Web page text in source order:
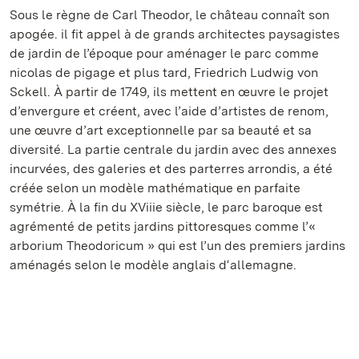
Sous le règne de Carl Theodor, le château connaît son
apogée. il fit appel à de grands architectes paysagistes
de jardin de l’époque pour aménager le parc comme
nicolas de pigage et plus tard, Friedrich Ludwig von
Sckell. À partir de 1749, ils mettent en œuvre le projet
d’envergure et créent, avec l’aide d’artistes de renom,
une œuvre d’art exceptionnelle par sa beauté et sa
diversité. La partie centrale du jardin avec des annexes
incurvées, des galeries et des parterres arrondis, a été
créée selon un modèle mathématique en parfaite
symétrie. À la fin du XViiie siècle, le parc baroque est
agrémenté de petits jardins pittoresques comme l’«
arborium Theodoricum » qui est l’un des premiers jardins
aménagés selon le modèle anglais d‘allemagne.